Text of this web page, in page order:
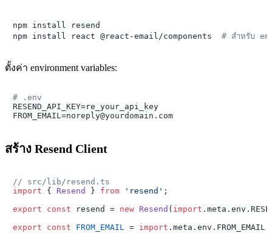
npm install resend
npm install react @react-email/components # สำหรับ
ตั้งค่า environment variables:
# .env
RESEND_API_KEY=re_your_api_key
สร้าง Resend Client
// src/lib/resend.ts
import { Resend } from 'resend' ;
export
const resend = new Resend ( import . meta . env .
export
const FROM_EMAIL = import . meta . env . FROM_EMAIL